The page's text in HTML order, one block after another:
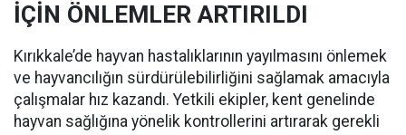
İÇİN ÖNLEMLER ARTIRILDI
Kırıkkale’de hayvan hastalıklarının yayılmasını önlemek
ve hayvancılığın sürdürülebilirliğini sağlamak amacıyla
çalışmalar hız kazandı. Yetkili ekipler, kent genelinde
hayvan sağlığına yönelik kontrollerini artırarak gerekli